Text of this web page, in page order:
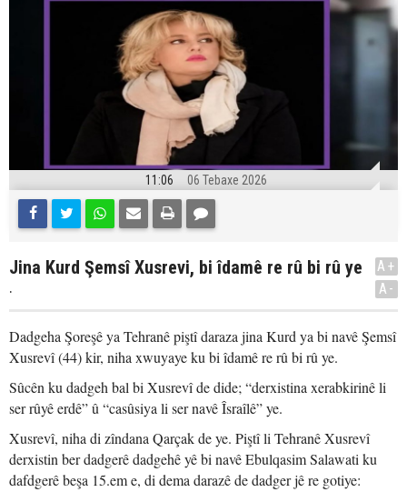
11:06 06 Tebaxe 2026
Jina Kurd Şemsî Xusrevi, bi îdamê re rû bi rû ye
.
A+
A-
Dadgeha Şoreşê ya Tehranê piştî daraza jina Kurd ya bi navê Şemsî
Xusrevî (44) kir, niha xwuyaye ku bi îdamê re rû bi rû ye.
Sûcên ku dadgeh bal bi Xusrevî de dide; “derxistina xerabkirinê li
ser rûyê erdê” û “casûsiya li ser navê Îsraîlê” ye.
Xusrevî, niha di zîndana Qarçak de ye. Piştî li Tehranê Xusrevî
derxistin ber dadgerê dadgehê yê bi navê Ebulqasim Salawati ku
dafdgerê beşa 15.em e, di dema darazê de dadger jê re gotiye: